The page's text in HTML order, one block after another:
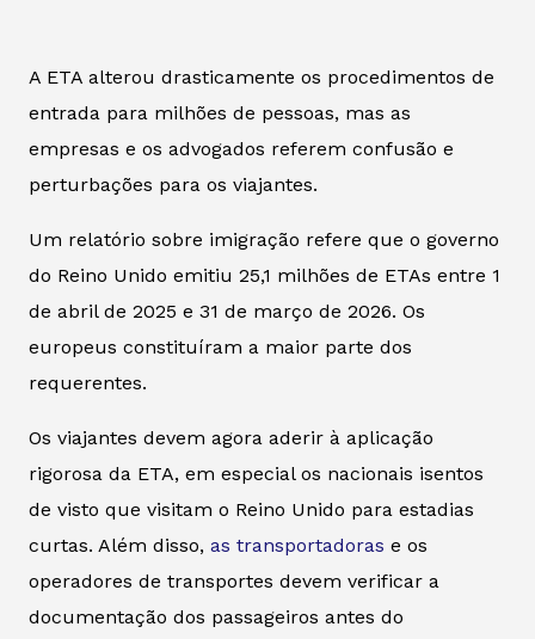
A ETA alterou drasticamente os procedimentos de
entrada para milhões de pessoas, mas as
empresas e os advogados referem confusão e
perturbações para os viajantes.
Um relatório sobre imigração refere que o governo
do Reino Unido emitiu 25,1 milhões de ETAs entre 1
de abril de 2025 e 31 de março de 2026. Os
europeus constituíram a maior parte dos
requerentes.
Os viajantes devem agora aderir à aplicação
rigorosa da ETA, em especial os nacionais isentos
de visto que visitam o Reino Unido para estadias
curtas. Além disso, as transportadoras e os
operadores de transportes devem verificar a
documentação dos passageiros antes do